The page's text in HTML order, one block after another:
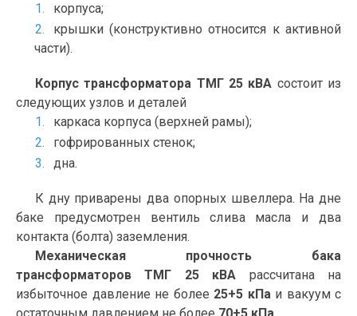
корпуса;
крышки (конструктивно относится к активной
части).
Корпус трансформатора ТМГ 25 кВА состоит из
следующих узлов и деталей
каркаса корпуса (верхней рамы);
гофрированных стенок;
дна.
К дну приварены два опорных швеллера. На дне
баке предусмотрен вентиль слива масла и два
контакта (болта) заземления.
Механическая прочность бака
трансформаторов ТМГ 25 кВА рассчитана на
избыточное давление не более 25+5 кПа и вакуум с